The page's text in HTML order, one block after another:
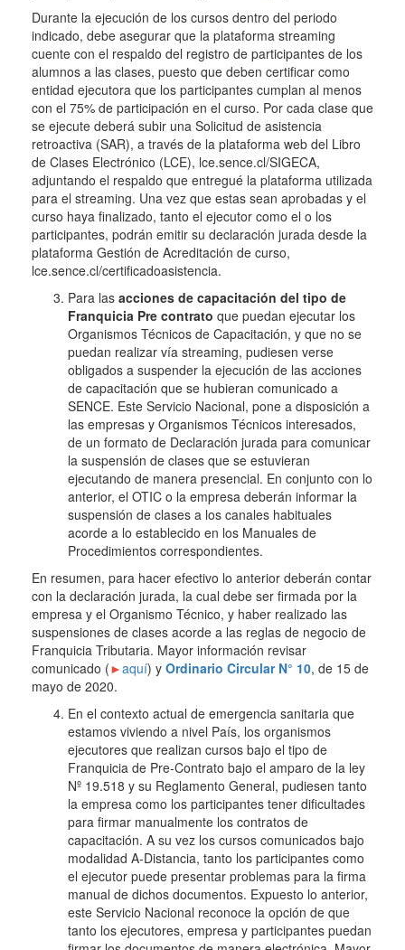
Durante la ejecución de los cursos dentro del periodo
indicado, debe asegurar que la plataforma streaming
cuente con el respaldo del registro de participantes de los
alumnos a las clases, puesto que deben certificar como
entidad ejecutora que los participantes cumplan al menos
con el 75% de participación en el curso. Por cada clase que
se ejecute deberá subir una Solicitud de asistencia
retroactiva (SAR), a través de la plataforma web del Libro
de Clases Electrónico (LCE), lce.sence.cl/SIGECA,
adjuntando el respaldo que entregué la plataforma utilizada
para el streaming. Una vez que estas sean aprobadas y el
curso haya finalizado, tanto el ejecutor como el o los
participantes, podrán emitir su declaración jurada desde la
plataforma Gestión de Acreditación de curso,
lce.sence.cl/certificadoasistencia.
Para las acciones de capacitación del tipo de
Franquicia Pre contrato que puedan ejecutar los
Organismos Técnicos de Capacitación, y que no se
puedan realizar vía streaming, pudiesen verse
obligados a suspender la ejecución de las acciones
de capacitación que se hubieran comunicado a
SENCE. Este Servicio Nacional, pone a disposición a
las empresas y Organismos Técnicos interesados,
de un formato de Declaración jurada para comunicar
la suspensión de clases que se estuvieran
ejecutando de manera presencial. En conjunto con lo
anterior, el OTIC o la empresa deberán informar la
suspensión de clases a los canales habituales
acorde a lo establecido en los Manuales de
Procedimientos correspondientes.
En resumen, para hacer efectivo lo anterior deberán contar
con la declaración jurada, la cual debe ser firmada por la
empresa y el Organismo Técnico, y haber realizado las
suspensiones de clases acorde a las reglas de negocio de
Franquicia Tributaria. Mayor información revisar
comunicado (►aquí) y Ordinario Circular N° 10, de 15 de
mayo de 2020.
En el contexto actual de emergencia sanitaria que
estamos viviendo a nivel País, los organismos
ejecutores que realizan cursos bajo el tipo de
Franquicia de Pre-Contrato bajo el amparo de la ley
Nº 19.518 y su Reglamento General, pudiesen tanto
la empresa como los participantes tener dificultades
para firmar manualmente los contratos de
capacitación. A su vez los cursos comunicados bajo
modalidad A-Distancia, tanto los participantes como
el ejecutor puede presentar problemas para la firma
manual de dichos documentos. Expuesto lo anterior,
este Servicio Nacional reconoce la opción de que
tanto los ejecutores, empresa y participantes puedan